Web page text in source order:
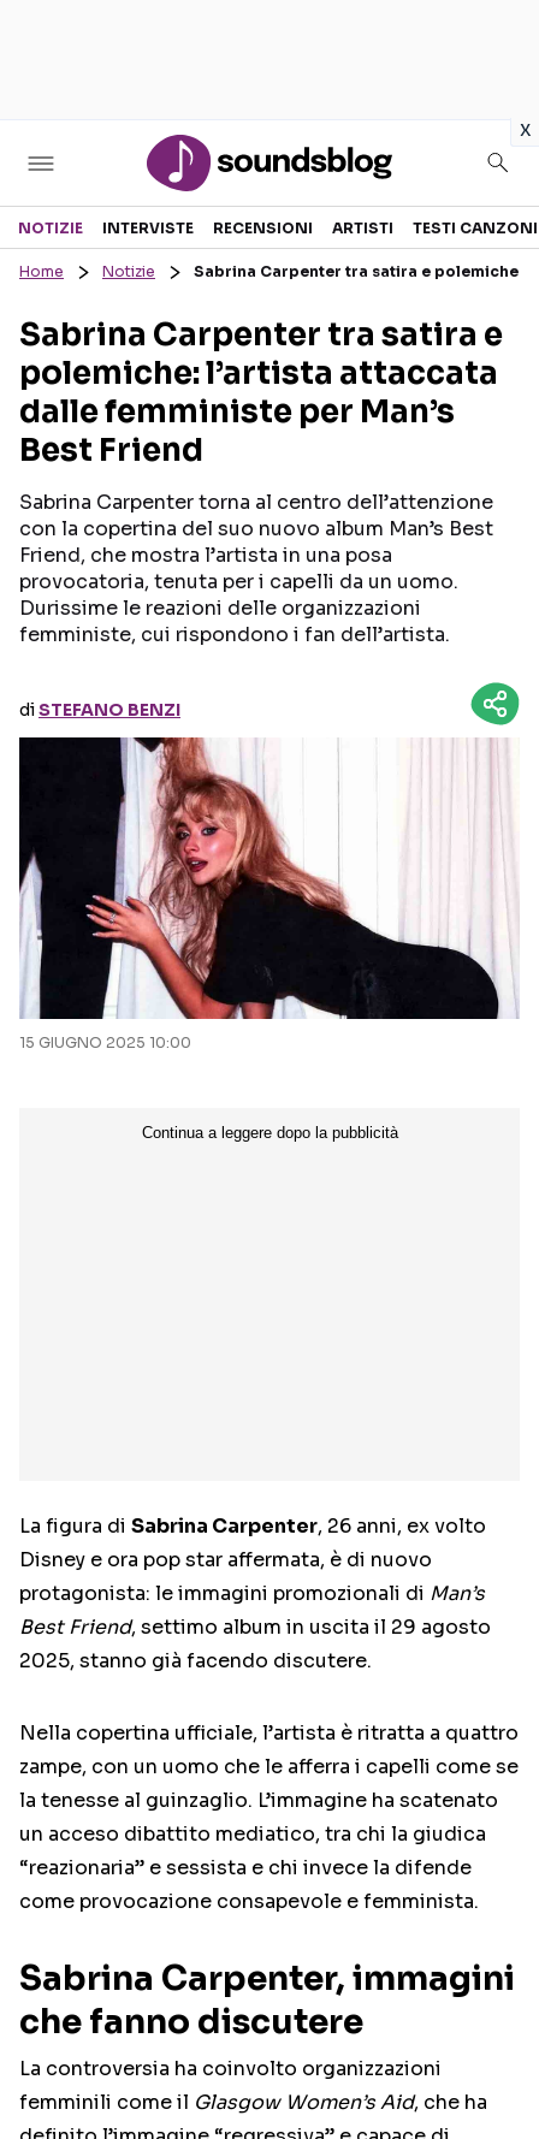
x
Sezioni
RECENSIONI MUSICALI
INTERVISTE
GOSSIP E CURIOSITÀ
TESTI CANZONI
TOUR ED EVENTI
TALENT SHOW
Seguici sui social
NOTIZIE INTERVISTE RECENSIONI ARTISTI TESTI CANZONI
Home Notizie Sabrina Carpenter tra satira e polemiche:
Sabrina Carpenter tra satira e
polemiche: l’artista attaccata
dalle femministe per Man’s
Best Friend
Sabrina Carpenter torna al centro dell’attenzione
con la copertina del suo nuovo album Man’s Best
Friend, che mostra l’artista in una posa
provocatoria, tenuta per i capelli da un uomo.
Durissime le reazioni delle organizzazioni
femministe, cui rispondono i fan dell’artista.
diSTEFANO BENZI
15 GIUGNO 2025 10:00
La figura di Sabrina Carpenter, 26 anni, ex volto
Disney e ora pop star affermata, è di nuovo
protagonista: le immagini promozionali di Man’s
Best Friend, settimo album in uscita il 29 agosto
2025, stanno già facendo discutere.
Nella copertina ufficiale, l’artista è ritratta a quattro
zampe, con un uomo che le afferra i capelli come se
la tenesse al guinzaglio. L’immagine ha scatenato
un acceso dibattito mediatico, tra chi la giudica
“reazionaria” e sessista e chi invece la difende
come provocazione consapevole e femminista.
Sabrina Carpenter, immagini
che fanno discutere
La controversia ha coinvolto organizzazioni
femminili come il Glasgow Women’s Aid, che ha